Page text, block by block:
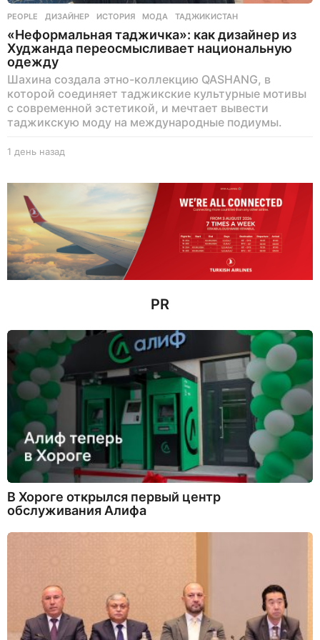
PEOPLE ДИЗАЙНЕР ,ИСТОРИЯ ,МОДА ,ТАДЖИКИСТАН
«Неформальная таджичка»: как дизайнер из
Худжанда переосмысливает национальную
одежду
Шахина создала этно-коллекцию QASHANG, в
которой соединяет таджикские культурные мотивы
с современной эстетикой, и мечтает вывести
таджикскую моду на международные подиумы.
1 день назад
н
а
з
а
д
PR
В Хороге открылся первый центр
обслуживания Алифа